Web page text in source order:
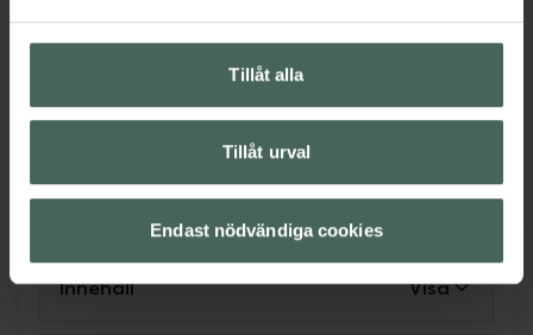
Tillåt alla
Tillåt urval
Endast nödvändiga cookies
EAN:07350057520017
FotscrubFotvårdHänder och fötter
Omdömen Visa
Innehåll Visa